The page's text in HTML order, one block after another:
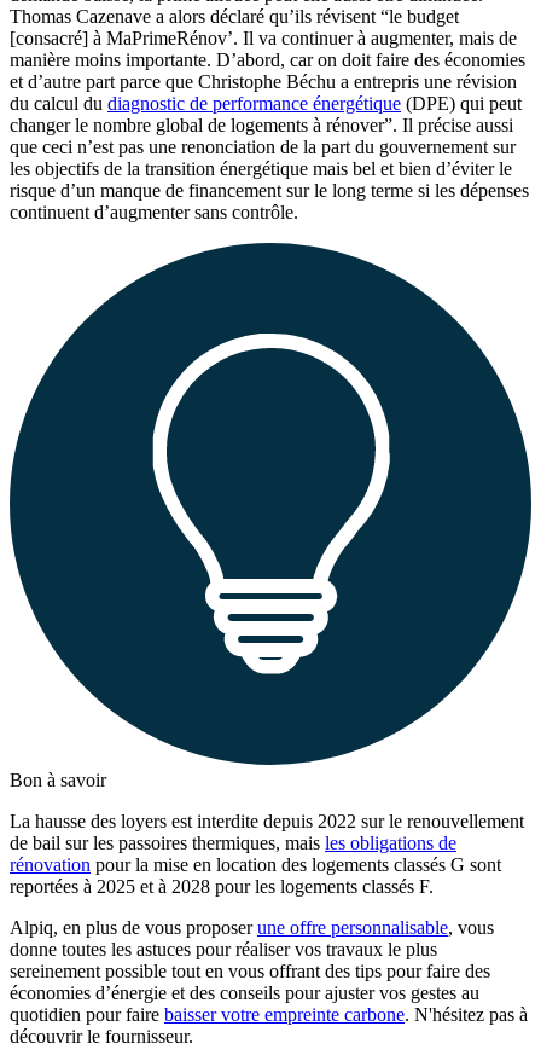
Thomas Cazenave a alors déclaré qu’ils révisent “le budget
[consacré] à MaPrimeRénov’. Il va continuer à augmenter, mais de
manière moins importante. D’abord, car on doit faire des économies
et d’autre part parce que Christophe Béchu a entrepris une révision
du calcul du diagnostic de performance énergétique (DPE) qui peut
changer le nombre global de logements à rénover”. Il précise aussi
que ceci n’est pas une renonciation de la part du gouvernement sur
les objectifs de la transition énergétique mais bel et bien d’éviter le
risque d’un manque de financement sur le long terme si les dépenses
continuent d’augmenter sans contrôle.
Bon à savoir
La hausse des loyers est interdite depuis 2022 sur le renouvellement
de bail sur les passoires thermiques, mais les obligations de
rénovation pour la mise en location des logements classés G sont
reportées à 2025 et à 2028 pour les logements classés F.
Alpiq, en plus de vous proposerune offre personnalisable, vous
donne toutes les astuces pour réaliser vos travaux le plus
sereinement possible tout en vous offrant des tips pour faire des
économies d’énergie et des conseils pour ajuster vos gestes au
quotidien pour faire baisser votre empreinte carbone. N'hésitez pas à
découvrir le fournisseur.